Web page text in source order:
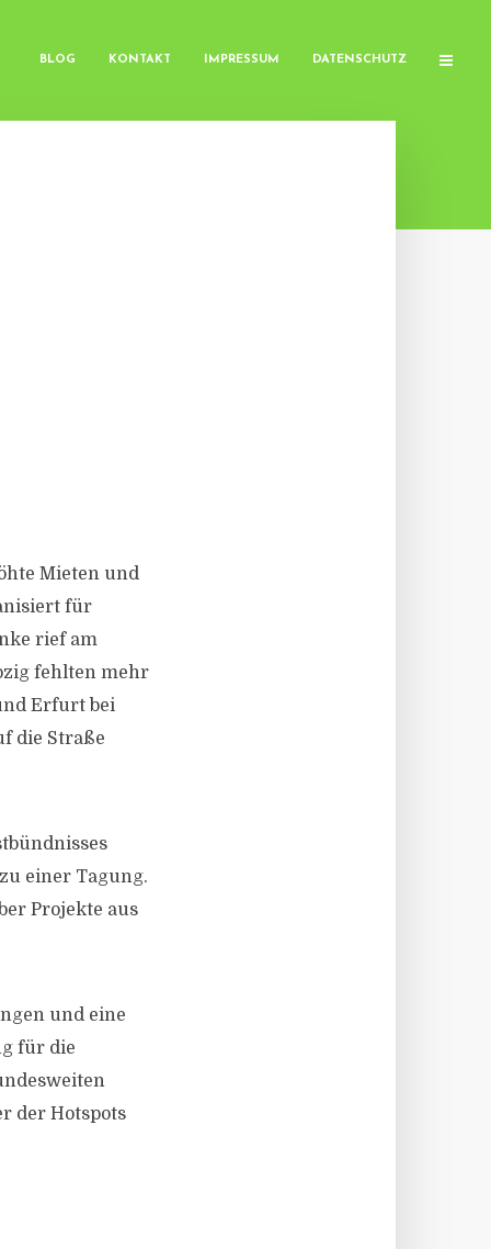
BLOG KONTAKT IMPRESSUM DATENSCHUTZ
Mieten und
für
rief am
fehlten mehr
Erfurt bei
die Straße
einer Tagung.
Projekte aus
und eine
für die
der Hotspots